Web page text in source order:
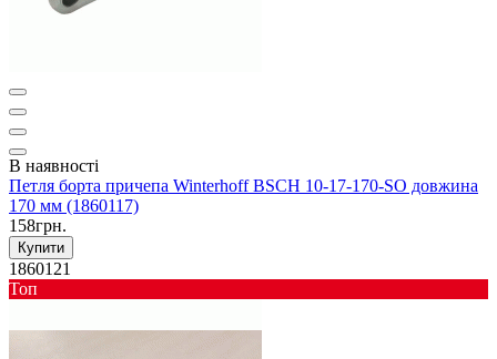
В наявності
Петля борта причепа Winterhoff BSCH 10-17-170-SO довжина
170 мм (1860117)
158грн.
Купити
1860121
Toп